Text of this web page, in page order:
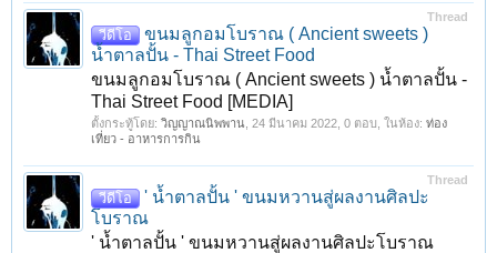
Thread
วีดีโอ
ขนมลูกอมโบราณ ( Ancient sweets )
น้ำตาลปั้น - Thai Street Food
ขนมลูกอมโบราณ ( Ancient sweets ) น้ำตาลปั้น -
Thai Street Food [MEDIA]
ตั้งกระทู้โดย: วิญญาณนิพพาน 24 มีนาคม 2022 , 0 ตอบ, ในห้อง: ท่อง
เที่ยว - อาหารการกิน
Thread
วีดีโอ
' น้ำตาลปั้น ' ขนมหวานสู่ผลงานศิลปะ
โบราณ
' น้ำตาลปั้น ' ขนมหวานสู่ผลงานศิลปะโบราณ